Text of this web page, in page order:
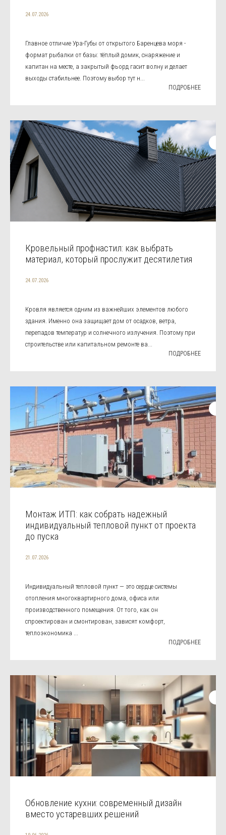
24.07.2026
Главное отличие Ура-Губы от открытого Баренцева моря -
формат рыбалки от базы: тёплый домик, снаряжение и
капитан на месте, а закрытый фьорд гасит волну и делает
выходы стабильнее. Поэтому выбор тут н...
ПОДРОБНЕЕ
Кровельный профнастил: как выбрать
материал, который прослужит десятилетия
24.07.2026
Кровля является одним из важнейших элементов любого
здания. Именно она защищает дом от осадков, ветра,
перепадов температур и солнечного излучения. Поэтому при
строительстве или капитальном ремонте ва...
ПОДРОБНЕЕ
Монтаж ИТП: как собрать надежный
индивидуальный тепловой пункт от проекта
до пуска
21.07.2026
Индивидуальный тепловой пункт — это сердце системы
отопления многоквартирного дома, офиса или
производственного помещения. От того, как он
спроектирован и смонтирован, зависят комфорт,
теплоэкономика ...
ПОДРОБНЕЕ
Обновление кухни: современный дизайн
вместо устаревших решений